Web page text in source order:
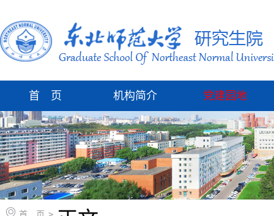
首 页 机构简介 党建园地